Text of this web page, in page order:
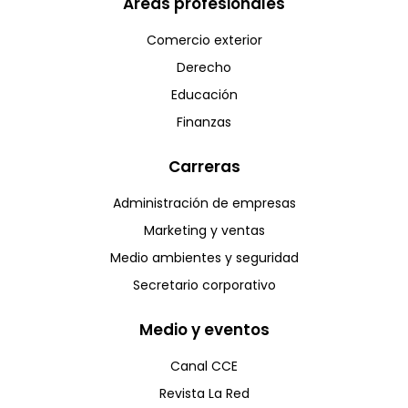
Comercio exterior
Derecho
Educación
Finanzas
Carreras
Administración de empresas
Marketing y ventas
Medio ambientes y seguridad
Secretario corporativo
Medio y eventos
Canal CCE
Revista La Red